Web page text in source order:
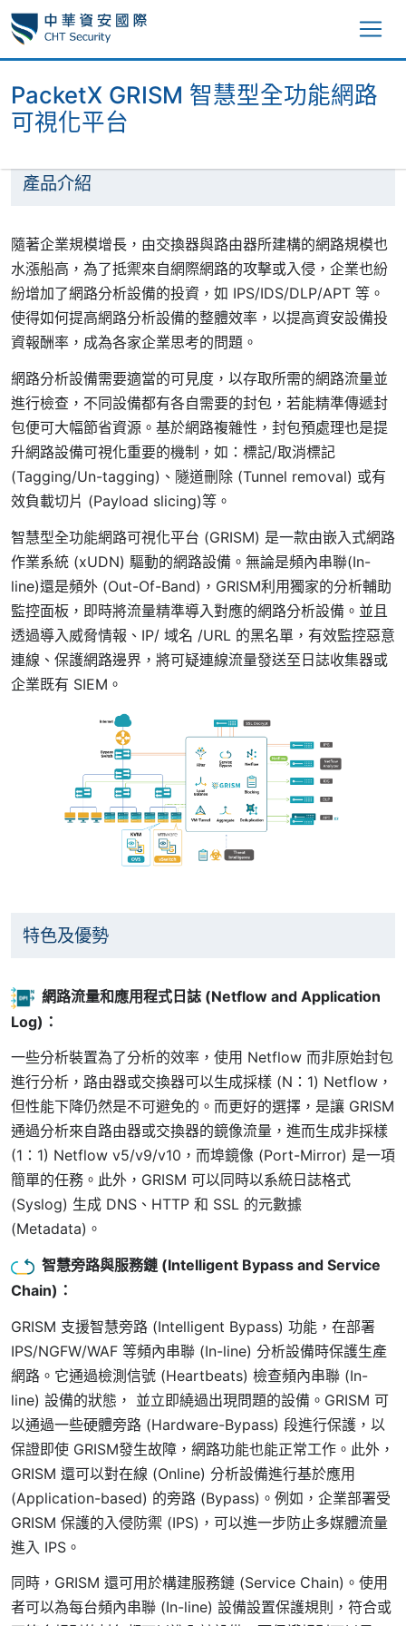
PacketX GRISM 智慧型全功能網路
可視化平台
產品介紹
隨著企業規模增長，由交換器與路由器所建構的網路規模也
水漲船高，為了抵禦來自網際網路的攻擊或入侵，企業也紛
紛增加了網路分析設備的投資，如 IPS/IDS/DLP/APT 等。
使得如何提高網路分析設備的整體效率，以提高資安設備投
資報酬率，成為各家企業思考的問題。
網路分析設備需要適當的可見度，以存取所需的網路流量並
進行檢查，不同設備都有各自需要的封包，若能精準傳遞封
包便可大幅節省資源。基於網路複雜性，封包預處理也是提
升網路設備可視化重要的機制，如：標記/取消標記
(Tagging/Un-tagging)、隧道刪除 (Tunnel removal) 或有
效負載切片 (Payload slicing)等。
智慧型全功能網路可視化平台 (GRISM) 是一款由嵌入式網路
作業系統 (xUDN) 驅動的網路設備。無論是頻內串聯(In-
line)還是頻外 (Out-Of-Band)，GRISM利用獨家的分析輔助
監控面板，即時將流量精準導入對應的網路分析設備。並且
透過導入威脅情報、IP/ 域名 /URL 的黑名單，有效監控惡意
連線、保護網路邊界，將可疑連線流量發送至日誌收集器或
企業既有 SIEM。
特色及優勢
網路流量和應用程式日誌 (Netflow and Application
Log)：
一些分析裝置為了分析的效率，使用 Netflow 而非原始封包
進行分析，路由器或交換器可以生成採樣 (N：1) Netflow，
但性能下降仍然是不可避免的。而更好的選擇，是讓 GRISM
通過分析來自路由器或交換器的鏡像流量，進而生成非採樣
(1：1) Netflow v5/v9/v10，而埠鏡像 (Port-Mirror) 是一項
簡單的任務。此外，GRISM 可以同時以系統日誌格式
(Syslog) 生成 DNS、HTTP 和 SSL 的元數據
(Metadata)。
智慧旁路與服務鏈 (Intelligent Bypass and Service
Chain) ：
GRISM 支援智慧旁路 (Intelligent Bypass) 功能，在部署
IPS/NGFW/WAF 等頻內串聯 (In-line) 分析設備時保護生產
網路。它通過檢測信號 (Heartbeats) 檢查頻內串聯 (In-
line) 設備的狀態， 並立即繞過出現問題的設備。GRISM 可
以通過一些硬體旁路 (Hardware-Bypass) 段進行保護，以
保證即使 GRISM發生故障，網路功能也能正常工作。此外，
GRISM 還可以對在線 (Online) 分析設備進行基於應用
(Application-based) 的旁路 (Bypass)。例如，企業部署受
GRISM 保護的入侵防禦 (IPS)，可以進一步防止多媒體流量
進入 IPS。
同時，GRISM 還可用於構建服務鏈 (Service Chain)。使用
者可以為每台頻內串聯 (In-line) 設備設置保護規則，符合或